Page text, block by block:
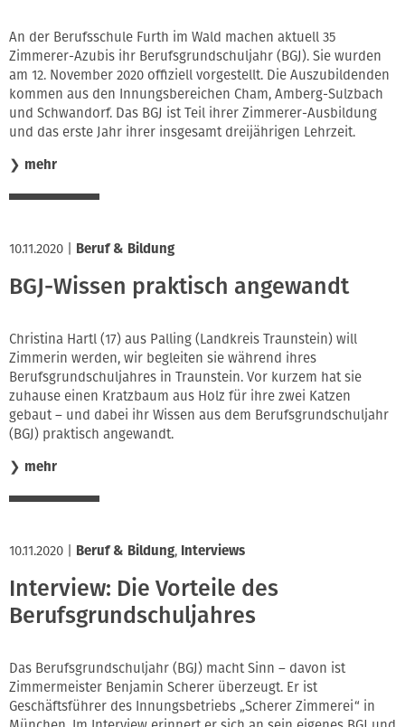
An der Berufsschule Furth im Wald machen aktuell 35
Zimmerer-Azubis ihr Berufsgrundschuljahr (BGJ). Sie wurden
am 12. November 2020 offiziell vorgestellt. Die Auszubildenden
kommen aus den Innungsbereichen Cham, Amberg-Sulzbach
und Schwandorf. Das BGJ ist Teil ihrer Zimmerer-Ausbildung
und das erste Jahr ihrer insgesamt dreijährigen Lehrzeit.
❯ mehr
10.11.2020 Beruf & Bildung
BGJ-Wissen praktisch angewandt
Christina Hartl (17) aus Palling (Landkreis Traunstein) will
Zimmerin werden, wir begleiten sie während ihres
Berufsgrundschuljahres in Traunstein. Vor kurzem hat sie
zuhause einen Kratzbaum aus Holz für ihre zwei Katzen
gebaut – und dabei ihr Wissen aus dem Berufsgrundschuljahr
(BGJ) praktisch angewandt.
❯ mehr
10.11.2020 Beruf & Bildung, Interviews
Interview: Die Vorteile des
Berufsgrundschuljahres
Das Berufsgrundschuljahr (BGJ) macht Sinn – davon ist
Zimmermeister Benjamin Scherer überzeugt. Er ist
Geschäftsführer des Innungsbetriebs „Scherer Zimmerei“ in